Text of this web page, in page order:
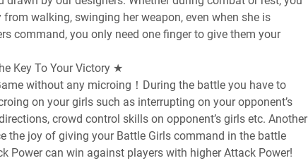
from walking, swinging her weapon, even when she is
command, you only need one finger to give them your
Key To Your Victory ★
without any microing！During the battle you have to
on your girls such as interrupting on your opponent’s
crowd control skills on opponent’s girls etc. Another
the joy of giving your Battle Girls command in the battle
Power can win against players with higher Attack Power!